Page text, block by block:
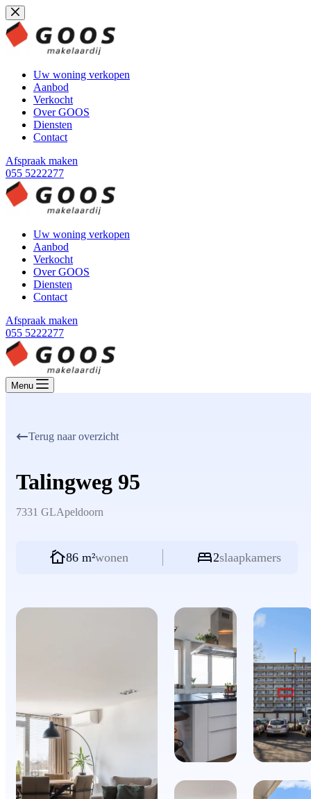
Ga
naar
de
inhoud
Uw woning verkopen
Aanbod
Verkocht
Over GOOS
Diensten
Contact
Afspraak maken
055 5222277
Uw woning verkopen
Aanbod
Verkocht
Over GOOS
Diensten
Contact
Afspraak maken
055 5222277
Menu
Terug naar overzicht
Talingweg 95
7331 GLApeldoorn
86 m²wonen 2slaapkamers